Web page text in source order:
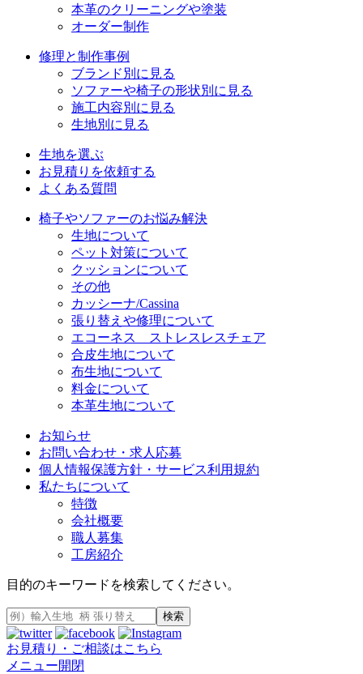
本革のクリーニングや塗装
オーダー制作
修理と制作事例
ブランド別に見る
ソファーや椅子の形状別に見る
施工内容別に見る
生地別に見る
生地を選ぶ
お見積りを依頼する
よくある質問
椅子やソファーのお悩み解決
生地について
ペット対策について
クッションについて
その他
カッシーナ/Cassina
張り替えや修理について
エコーネス ストレスレスチェア
合皮生地について
布生地について
料金について
本革生地について
お知らせ
お問い合わせ・求人応募
個人情報保護方針・サービス利用規約
私たちについて
特徴
会社概要
職人募集
工房紹介
目的のキーワードを検索してください。
検索
お見積り・ご相談はこちら
メニュー開閉